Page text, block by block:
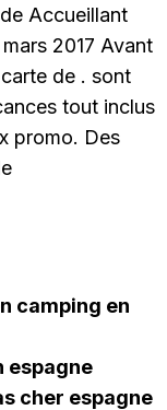
Accueillant
2017 Avant
de . sont
tout inclus
promo. Des
camping en
espagne
cher espagne